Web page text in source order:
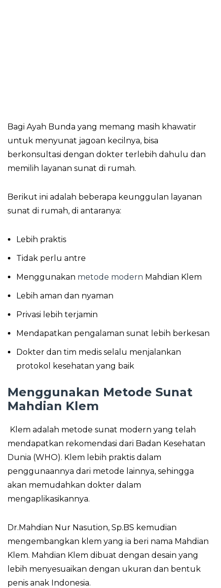
Bagi Ayah Bunda yang memang masih khawatir
untuk menyunat jagoan kecilnya, bisa
berkonsultasi dengan dokter terlebih dahulu dan
memilih layanan sunat di rumah.
Berikut ini adalah beberapa keunggulan layanan
sunat di rumah, di antaranya:
Lebih praktis
Tidak perlu antre
Menggunakan metode modern Mahdian Klem
Lebih aman dan nyaman
Privasi lebih terjamin
Mendapatkan pengalaman sunat lebih berkesan
Dokter dan tim medis selalu menjalankan
protokol kesehatan yang baik
Menggunakan Metode Sunat
Mahdian Klem
Klem adalah metode sunat modern yang telah
mendapatkan rekomendasi dari Badan Kesehatan
Dunia (WHO). Klem lebih praktis dalam
penggunaannya dari metode lainnya, sehingga
akan memudahkan dokter dalam
mengaplikasikannya.
Dr.Mahdian Nur Nasution, Sp.BS kemudian
mengembangkan klem yang ia beri nama Mahdian
Klem. Mahdian Klem dibuat dengan desain yang
lebih menyesuaikan dengan ukuran dan bentuk
penis anak Indonesia.